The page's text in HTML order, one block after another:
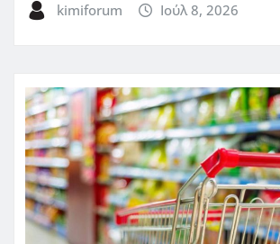
kimiforum Ιούλ 8, 2026